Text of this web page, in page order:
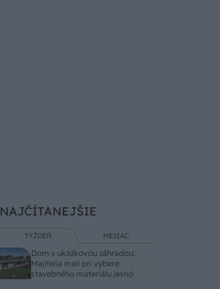
NAJČÍTANEJŠIE
TÝŽDEŇ MESIAC
Dom s ukážkovou záhradou:
Majitelia mali pri výbere
stavebného materiálu jasno